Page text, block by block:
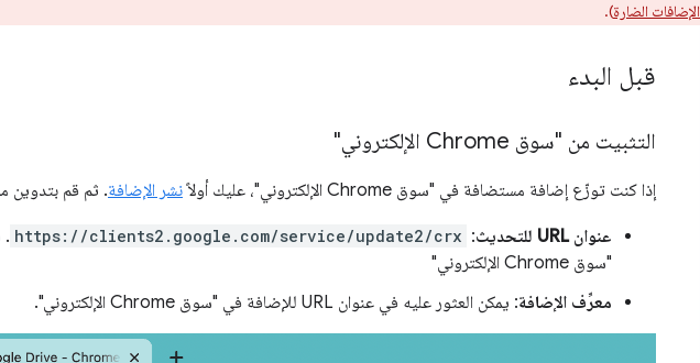
الإضافات الضارة).
قبل البدء
التثبيت من "سوق Chrome الإلكتروني"
إذا كنت توزّع إضافة مستضافة في "سوق Chrome الإلكتروني"، عليك أولاً نشر الإضافة. ثم قم بتدوين
عنوان URL للتحديث :
https://clients2.google.com/service/update2/crx
"سوق Chrome الإلكتروني"
معرِّف الإضافة: يمكن العثور عليه في عنوان URL للإضافة في "سوق Chrome الإلكتروني".